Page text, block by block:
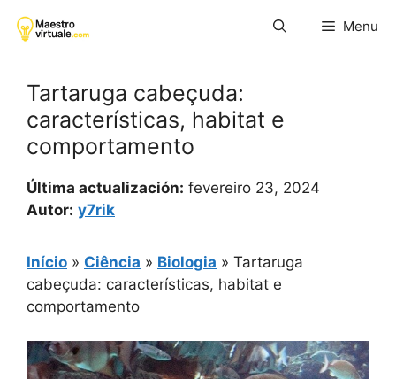
para
Menu
Tartaruga cabeçuda:
características, habitat e
comportamento
Última actualización: fevereiro 23, 2024
Autor: y7rik
Início » Ciência » Biologia » Tartaruga
cabeçuda: características, habitat e
comportamento